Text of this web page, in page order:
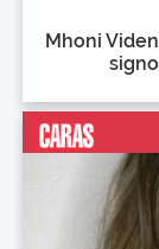
Mhoni